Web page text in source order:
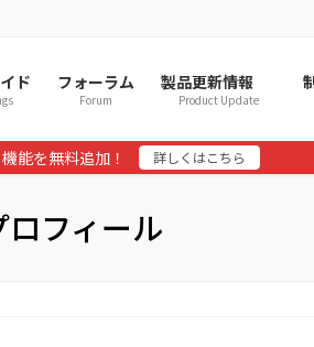
ド フォーラム
Forum
製品更新情報
Product Update
能を無料追加！ 詳しくはこちら
ロフィール